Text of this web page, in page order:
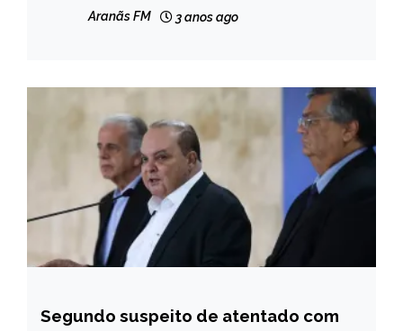
Aranãs FM 3 anos ago
BRASIL
Segundo suspeito de atentado com